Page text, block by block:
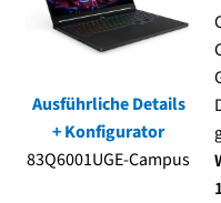
Mein Konto
Shop
Ausführliche Details
+ Konfigurator
83Q6001UGE-Campus